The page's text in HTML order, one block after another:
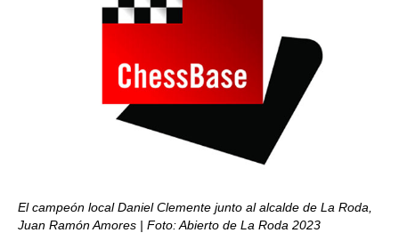
El campeón local Daniel Clemente junto al alcalde de La Roda,
Juan Ramón Amores | Foto: Abierto de La Roda 2023